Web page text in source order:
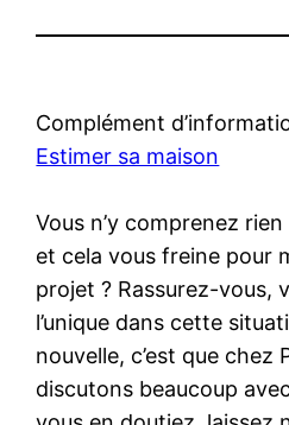
Complément
Estimer sa maison
Vous n’y comprenez
et cela vous freine pour
projet ? Rassurez-vous,
l’unique dans cette
nouvelle, c’est que chez
discutons beaucoup